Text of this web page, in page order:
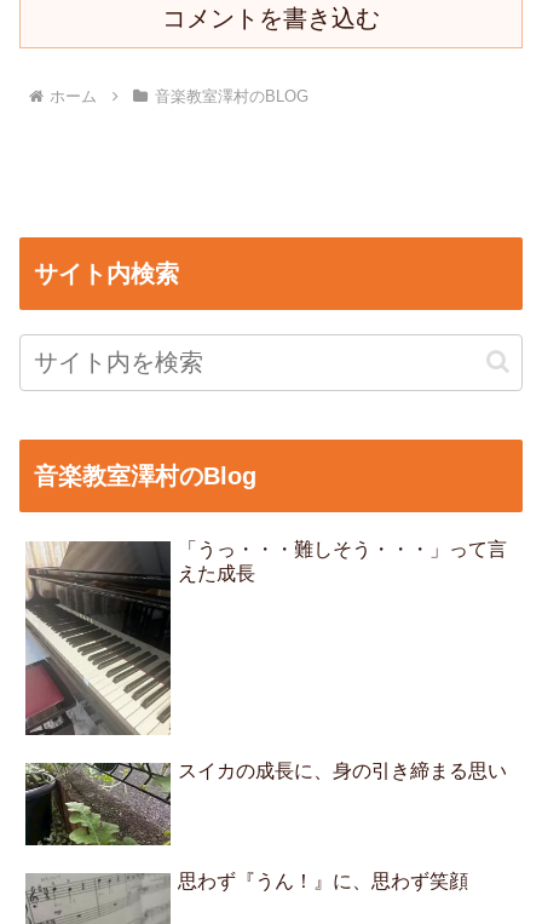
コメントを書き込む
ホーム 音楽教室澤村のBLOG
サイト内検索
音楽教室澤村のBlog
「うっ・・・難しそう・・・」って言
えた成長
スイカの成長に、身の引き締まる思い
思わず『うん！』に、思わず笑顔